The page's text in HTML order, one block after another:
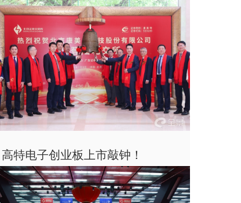
高特电子创业板上市敲钟！